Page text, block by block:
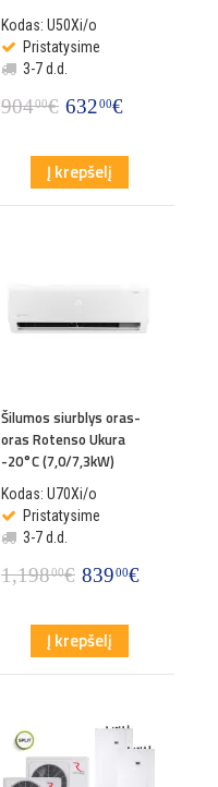
Kodas: U50Xi/o
Pristatysime
3-7 d.d.
90400€ 63200€
Į krepšelį
Šilumos siurblys oras-
oras Rotenso Ukura
-20°C (7,0/7,3kW)
Kodas: U70Xi/o
Pristatysime
3-7 d.d.
1,19800€ 83900€
Į krepšelį